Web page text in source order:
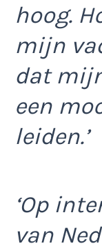
hoog.
mijn
dat
een
leiden.’
‘Op
van